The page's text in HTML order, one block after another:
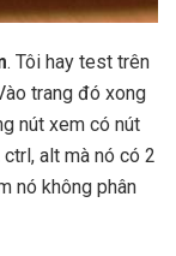
. Tôi hay test trên
trang đó xong
nút xem có nút
alt mà nó có 2
nó không phân